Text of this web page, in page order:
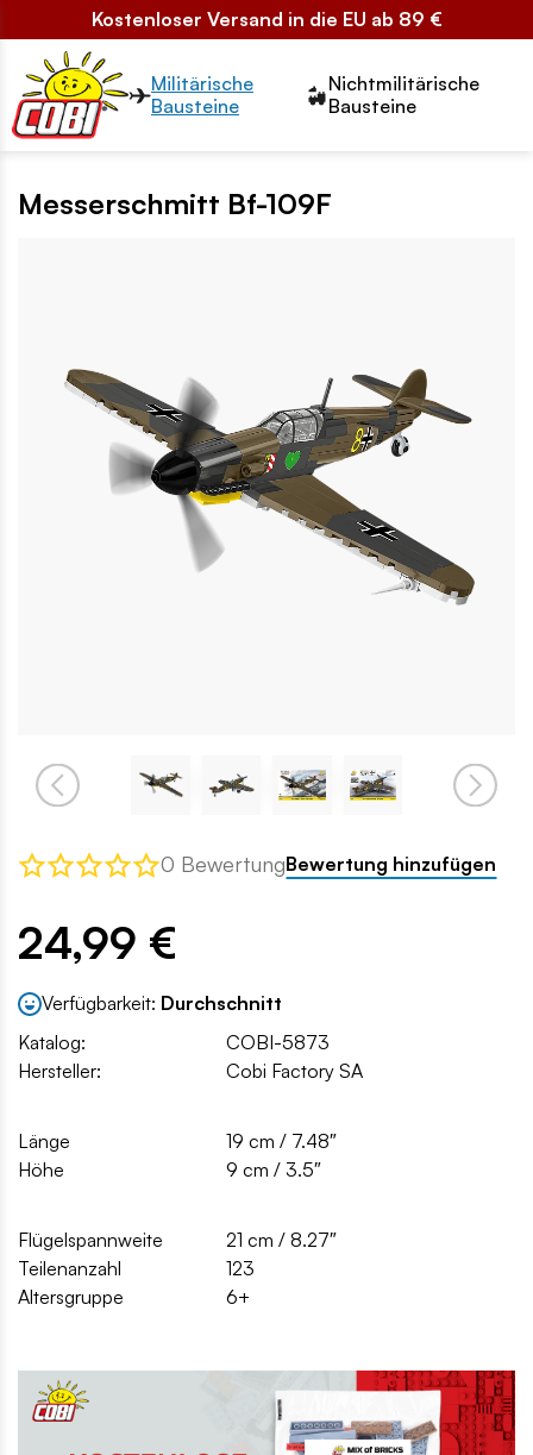
Kostenloser Versand in die EU ab 89 €
Przełącznik segmentów2
Militärische
Bausteine
Nichtmilitärische
Bausteine
Messerschmitt Bf-109F
0 BewertungBewertung hinzufügen
24,99 €
Verfügbarkeit: Durchschnitt
Katalog:
COBI-5873
Hersteller:
Cobi Factory SA
Länge
19 cm / 7.48″
Höhe
9 cm / 3.5″
Flügelspannweite
21 cm / 8.27″
Teilenanzahl
123
Altersgruppe
6+